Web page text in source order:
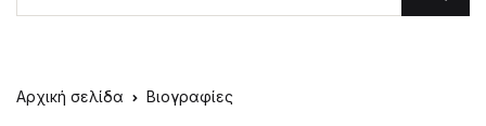
Αρχική σελίδα Βιογραφίες